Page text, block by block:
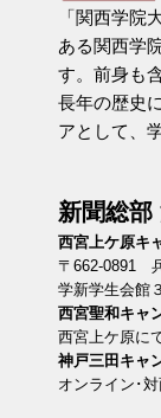
「関西学院
ある関西学
す。前身も
長年の歴史
アとして、
新聞総部
西宮上ケ原キ
〒662-0891
学新学生会館
西宮聖和キャ
西宮上ケ原に
神戸三田キャ
オンライン･